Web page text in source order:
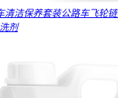
清洁保养套装公路车飞轮
剂